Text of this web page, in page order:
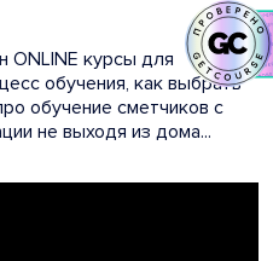
ONLINE курсы для
обучения, как выбрать
обучение сметчиков с
не выходя из дома...